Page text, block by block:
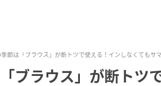
季節は「ブラウス」が断トツで使える！インしなくても
ブラウス」が断トツ